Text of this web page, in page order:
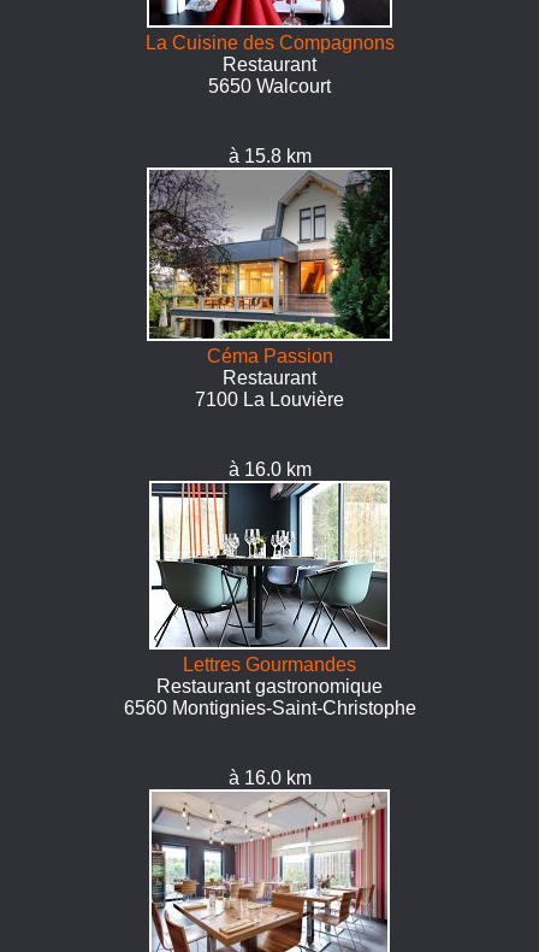
La Cuisine des Compagnons
Restaurant
5650 Walcourt
à 15.8 km
Céma Passion
Restaurant
7100 La Louvière
à 16.0 km
Lettres Gourmandes
Restaurant gastronomique
6560 Montignies-Saint-Christophe
à 16.0 km